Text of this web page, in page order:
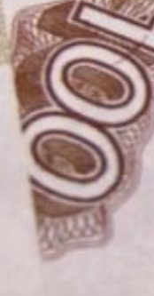
земельных участков,
и устанавливает сроки,
когда нужно приступить
к их использованию.
Законом № 487-ФЗ
вводится принцип
«построил — оформи»,
в соответствии с которым
эксплуатировать
построенные здания
и сооружения можно
будет только после
возникновения прав
на них.
Однако данные законы
не предусматривают